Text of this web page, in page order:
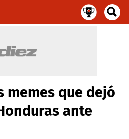
memes que dejó
ante